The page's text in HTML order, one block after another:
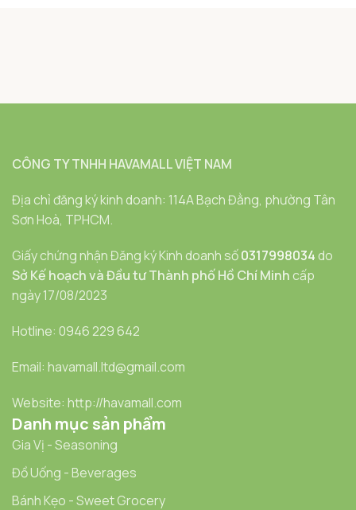
CÔNG TY TNHH HAVAMALL VIỆT NAM
Địa chỉ đăng ký kinh doanh: 114A Bạch Đằng, phường Tân
Sơn Hoà, TPHCM.
Giấy chứng nhận Đăng ký Kinh doanh số0317998034 do
Sở Kế hoạch và Đầu tư Thành phố Hồ Chí Minh cấp
ngày 17/08/2023
Hotline: 0946 229 642
Email: havamall.ltd@gmail.com
Website: http://havamall.com
Danh mục sản phẩm
Gia Vị - Seasoning
Đồ Uống - Beverages
Bánh Kẹo - Sweet Grocery